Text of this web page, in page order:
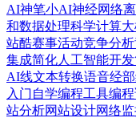
AI神笔小AI神经网络
和数据处理科学计算
站酷赛事活动竞争分析
集成简化人工智能开发
AI线文本转换语音经部
入门自学编程工具编
站分析网站设计网络